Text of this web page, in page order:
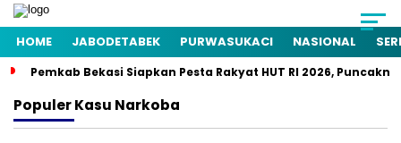
HOME JABODETABEK PURWASUKACI NASIONAL
Pemkab Bekasi Siapkan Pesta Rakyat HUT RI 2026,
PopulerKasu Narkoba